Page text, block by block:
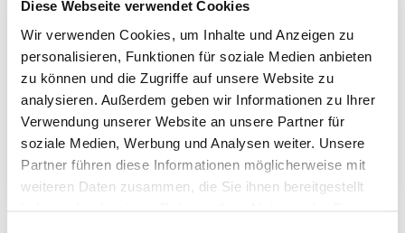
Diese Webseite verwendet Cookies
Wir verwenden Cookies, um Inhalte und Anzeigen zu
personalisieren, Funktionen für soziale Medien anbieten
zu können und die Zugriffe auf unsere Website zu
analysieren. Außerdem geben wir Informationen zu Ihrer
Verwendung unserer Website an unsere Partner für
soziale Medien, Werbung und Analysen weiter. Unsere
Partner führen diese Informationen möglicherweise mit
weiteren Daten zusammen, die Sie ihnen bereitgestellt
AUGSBURG
St. Anna Kirche
Die St. Anna Kirche liegt mitten im Herzen Augsburgs.
MEHR DAZU